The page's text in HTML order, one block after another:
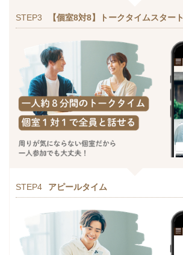
STEP3 【個室8対8】トークタイムスタート
STEP4 アピールタイム